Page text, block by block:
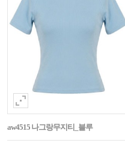
aw4515 나그랑무지티_블루